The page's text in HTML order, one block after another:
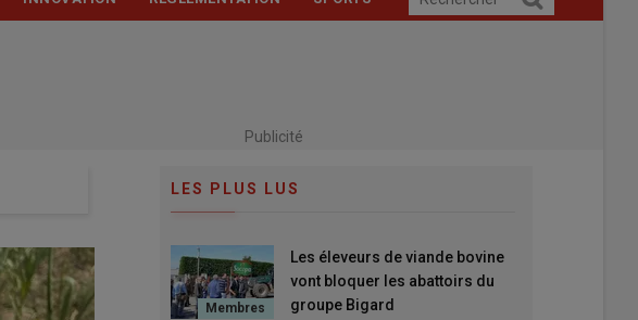
Publicité
LES PLUS LUS
Les éleveurs de viande bovine
vont bloquer les abattoirs du
groupe Bigard